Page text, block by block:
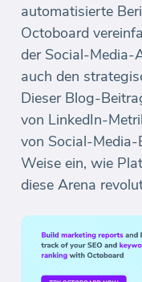
automatisierte
Octoboard
der Social-Media-
auch den
Dieser Blog-
von LinkedIn-
von Social-
Weise ein, wie
diese Arena